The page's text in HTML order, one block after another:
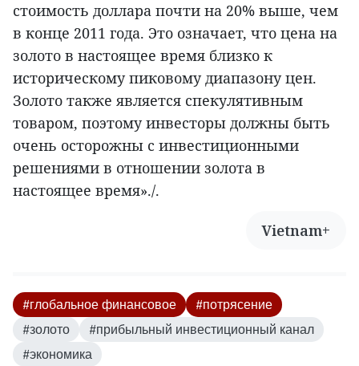
стоимость доллара почти на 20% выше, чем
в конце 2011 года. Это означает, что цена на
золото в настоящее время близко к
историческому пиковому диапазону цен.
Золото также является спекулятивным
товаром, поэтому инвесторы должны быть
очень осторожны с инвестиционными
решениями в отношении золота в
настоящее время»./.
Vietnam+
#глобальное финансовое
#потрясение
#золото
#прибыльный инвестиционный канал
#экономика